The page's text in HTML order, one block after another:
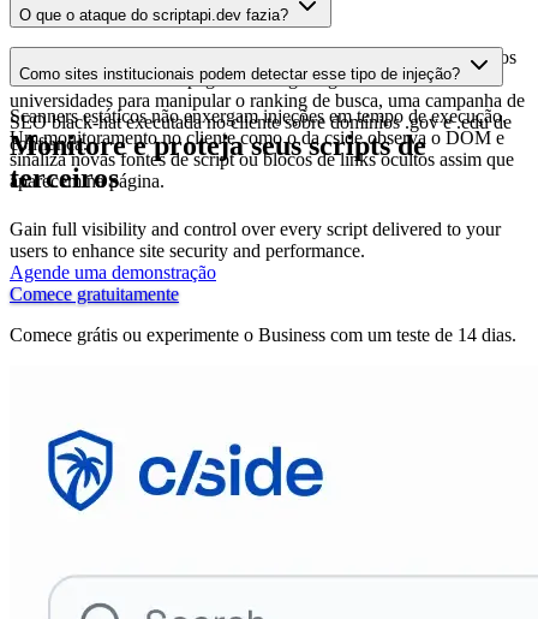
O que o ataque do scriptapi.dev fazia?
Um script injetado a partir de scriptapi.dev adicionava links ocultos
estilizados via CSS em páginas de órgãos governamentais e
universidades para manipular o ranking de busca, uma campanha de
SEO black-hat executada no cliente sobre domínios .gov e .edu de
confiança.
Como sites institucionais podem detectar esse tipo de injeção?
Scanners estáticos não enxergam injeções em tempo de execução.
Um monitoramento no cliente como o da cside observa o DOM e
sinaliza novas fontes de script ou blocos de links ocultos assim que
aparecem na página.
Monitore e proteja seus scripts de
terceiros
Gain full visibility and control over every script delivered to your
users to enhance site security and performance.
Agende uma demonstração
Comece gratuitamente
Comece grátis ou experimente o Business com um teste de 14 dias.